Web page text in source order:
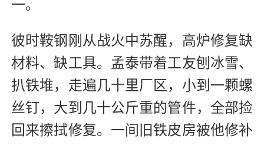
一。
彼时鞍钢刚从战火中苏醒，高炉修复缺
材料、缺工具。孟泰带着工友刨冰雪、
扒铁堆，走遍几十里厂区，小到一颗螺
丝钉，大到几十公斤重的管件，全部捡
回来擦拭修复。一间旧铁皮房被他修补